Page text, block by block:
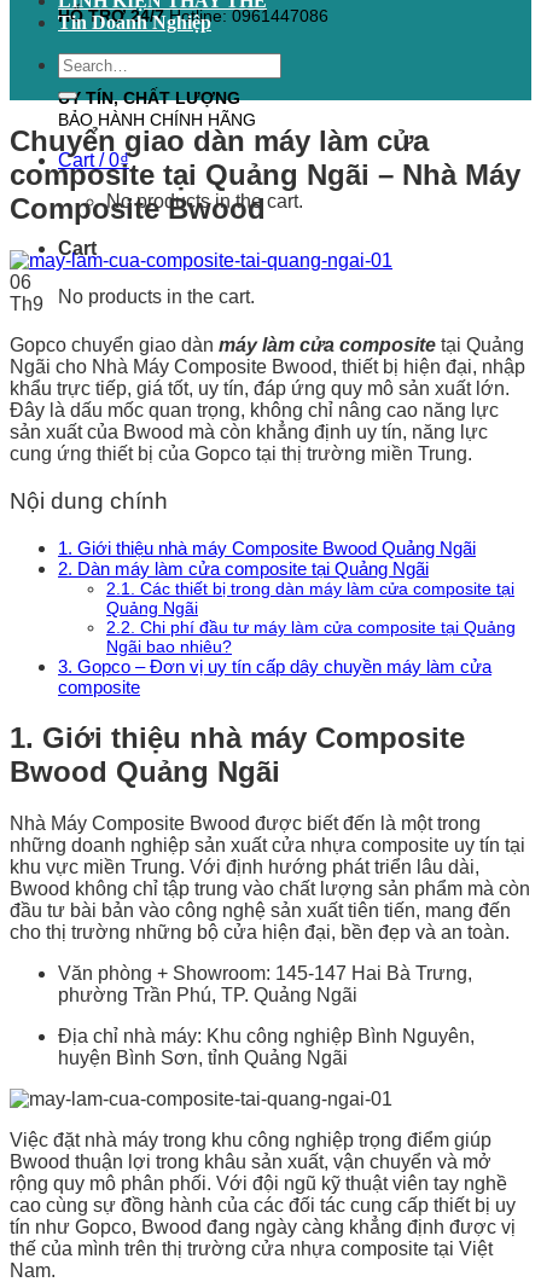
HỖ TRỢ 24/7Hotline: 0961447086
UY TÍN, CHẤT LƯỢNG
BẢO HÀNH CHÍNH HÃNG
Cart /0₫
No products in the cart.
Cart
No products in the cart.
Tin Doanh Nghiệp
Search
for:
Chuyển giao dàn máy làm cửa
composite tại Quảng Ngãi – Nhà Máy
Composite Bwood
06
Th9
Gopco chuyển giao dàn máy làm cửa composite tại Quảng
Ngãi cho Nhà Máy Composite Bwood, thiết bị hiện đại, nhập
khẩu trực tiếp, giá tốt, uy tín, đáp ứng quy mô sản xuất lớn.
Đây là dấu mốc quan trọng, không chỉ nâng cao năng lực
sản xuất của Bwood mà còn khẳng định uy tín, năng lực
cung ứng thiết bị của Gopco tại thị trường miền Trung.
Nội dung chính
1. Giới thiệu nhà máy Composite Bwood Quảng Ngãi
2. Dàn máy làm cửa composite tại Quảng Ngãi
2.1. Các thiết bị trong dàn máy làm cửa composite tại
Quảng Ngãi
2.2. Chi phí đầu tư máy làm cửa composite tại Quảng
Ngãi bao nhiêu?
3. Gopco – Đơn vị uy tín cấp dây chuyền máy làm cửa
composite
1. Giới thiệu nhà máy Composite
Bwood Quảng Ngãi
Nhà Máy Composite Bwood được biết đến là một trong
những doanh nghiệp sản xuất cửa nhựa composite uy tín tại
khu vực miền Trung. Với định hướng phát triển lâu dài,
Bwood không chỉ tập trung vào chất lượng sản phẩm mà còn
đầu tư bài bản vào công nghệ sản xuất tiên tiến, mang đến
cho thị trường những bộ cửa hiện đại, bền đẹp và an toàn.
Văn phòng + Showroom: 145-147 Hai Bà Trưng,
phường Trần Phú, TP. Quảng Ngãi
Địa chỉ nhà máy: Khu công nghiệp Bình Nguyên,
huyện Bình Sơn, tỉnh Quảng Ngãi
Việc đặt nhà máy trong khu công nghiệp trọng điểm giúp
Bwood thuận lợi trong khâu sản xuất, vận chuyển và mở
rộng quy mô phân phối. Với đội ngũ kỹ thuật viên tay nghề
cao cùng sự đồng hành của các đối tác cung cấp thiết bị uy
tín như Gopco, Bwood đang ngày càng khẳng định được vị
thế của mình trên thị trường cửa nhựa composite tại Việt
Nam.